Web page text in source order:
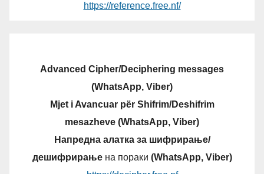
https://reference.free.nf/
Advanced Cipher/Deciphering messages
(WhatsApp, Viber)
Mjet i Avancuar për Shifrim/Deshifrim
mesazheve (WhatsApp, Viber)
Напредна алатка за шифрирање/
дешифрирањена пораки (WhatsApp, Viber)